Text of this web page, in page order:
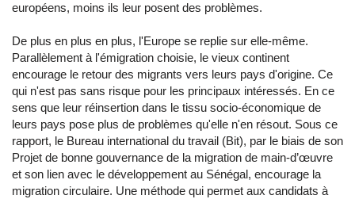
européens, moins ils leur posent des problèmes.
De plus en plus en plus, l'Europe se replie sur elle-même.
Parallèlement à l'émigration choisie, le vieux continent
encourage le retour des migrants vers leurs pays d'origine. Ce
qui n'est pas sans risque pour les principaux intéressés. En ce
sens que leur réinsertion dans le tissu socio-économique de
leurs pays pose plus de problèmes qu'elle n'en résout. Sous ce
rapport, le Bureau international du travail (Bit), par le biais de son
Projet de bonne gouvernance de la migration de main-d’œuvre
et son lien avec le développement au Sénégal, encourage la
migration circulaire. Une méthode qui permet aux candidats à